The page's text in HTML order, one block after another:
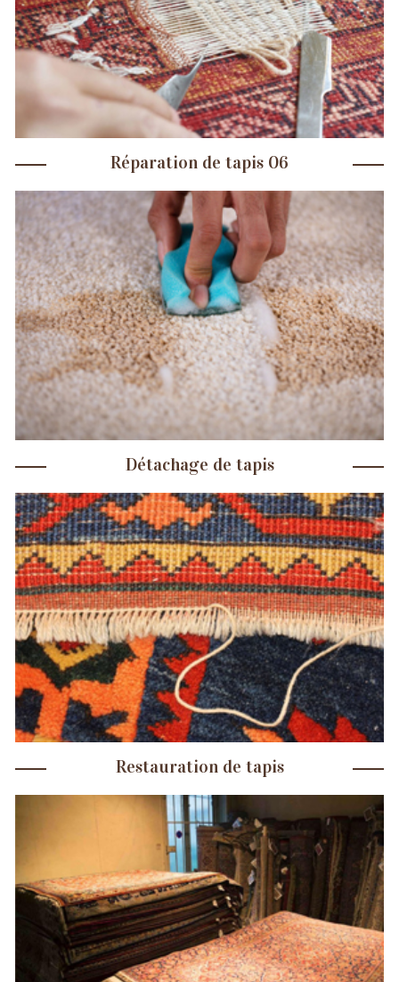
Réparation de tapis 06
Détachage de tapis
Restauration de tapis